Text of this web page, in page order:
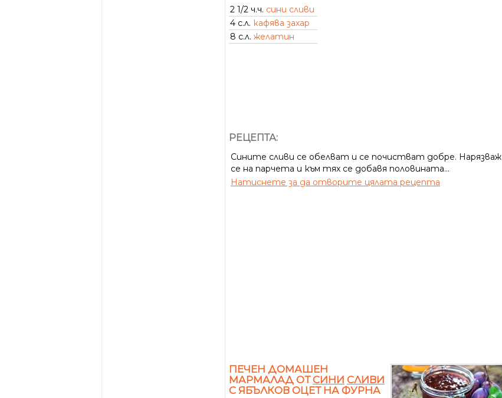
2 1/2 ч.ч. сини сливи
4 с.л. кафява захар
8 с.л. желатин
РЕЦЕПТА:
Сините сливи се обелват и се почистват добре. Нарязваж
се на парчета и към тях се добавя половината...
Натиснете за да отворите цялата рецепта
ПЕЧЕН ДОМАШЕН
МАРМАЛАД ОТСИНИ СЛИВИ
С ЯБЪЛКОВ ОЦЕТ НА ФУРНА